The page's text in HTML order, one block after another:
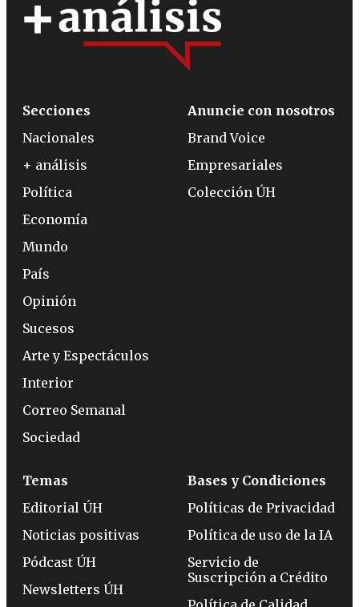
Secciones
Nacionales
+ análisis
Política
Economía
Mundo
País
Opinión
Sucesos
Arte y Espectáculos
Interior
Correo Semanal
Sociedad
Anuncie con nosotros
Brand Voice
Empresariales
Colección ÚH
Temas
Editorial ÚH
Noticias positivas
Pódcast ÚH
Newsletters ÚH
Bases y Condiciones
Políticas de Privacidad
Política de uso de la IA
Servicio de
Suscripción a Crédito